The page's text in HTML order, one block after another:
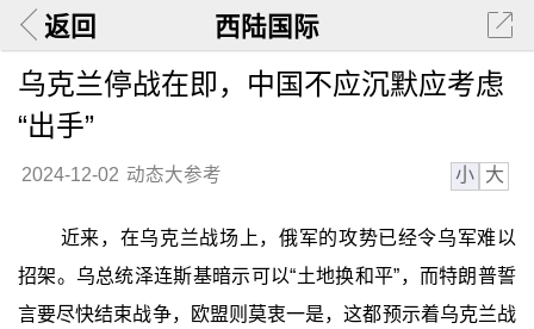
返回 西陆国际
乌克兰停战在即，中国不应沉默应考虑
“出手”
2024-12-02 动态大参考 小 大
近来，在乌克兰战场上，俄军的攻势已经令乌军难以
招架。乌总统泽连斯基暗示可以“土地换和平”，而特朗普誓
言要尽快结束战争，欧盟则莫衷一是，这都预示着乌克兰战